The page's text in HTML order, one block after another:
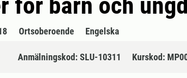
Ortsoberoende Engelska
Anmälningskod: SLU-10311 Kurskod: